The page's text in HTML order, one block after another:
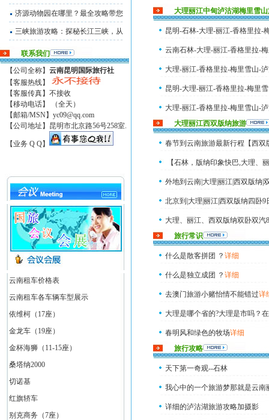
济源动物园在哪里？最全攻略带您
三峡旅游攻略：探秘长江三峡，从
联系我们
【公司全称】 云南昆明国际旅行社
【客服热线】
【客服传真】不接收
【移动电话】 （全天）
【邮箱/MSN】 yc09@qq.com
【公司地址】昆明市北京路56号258室.
【业务 Q Q】
云南租车价格表
云南租车各车辆车型展示
依维柯（17座）
金龙车（19座）
金杯海狮（11-15座）
桑塔纳2000
切诺基
红旗轿车
别克商务（7座）
大理丽江中甸泸沽湖梅里雪
昆明-石林-大理-丽江-香格里拉-
云南石林-大理-丽江-香格里拉-
大理-丽江-香格里拉-梅里雪山-
昆明-大理-丽江-香格里拉-梅里
大理-丽江-香格里拉-梅里雪山-
大理旅游-丽江-香格里拉-梅里雪
大理丽江西双版纳旅游
春节到云南旅游最新行程【西双
【石林，版纳印象快巴,大理、
外地到云南|大理|丽江|西双版纳|
北京到|大理|丽江|西双版纳四卧9
大理、丽江、西双版纳双卧双
大理、丽江、西双版纳四卧9日
旅行常识
详细
什么是散客拼团 ？
详细
什么是独立成团 ？
详
去澳门旅游小赌怡情不能错过
大理是哪个省的?大理是市吗？
详细
春明风和绿色的牧场
旅行攻略
天下第一奇观--石林
我心中的一个旅游梦那就是云南
详细的泸沽湖旅游攻略加摄影